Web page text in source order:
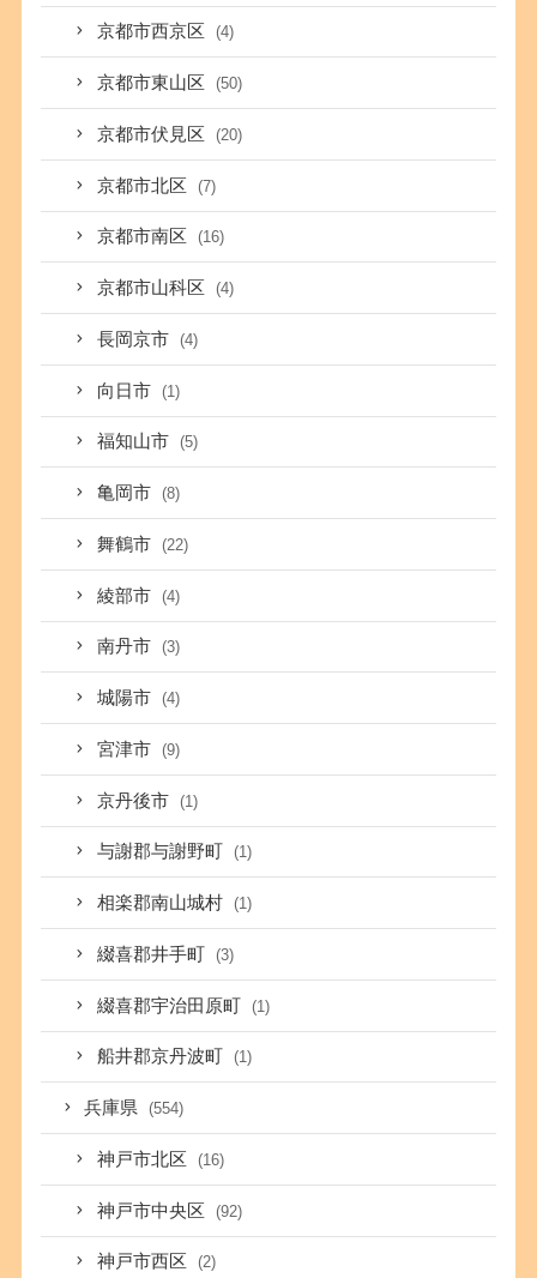
京都市西京区 (4)
京都市東山区 (50)
京都市伏見区 (20)
京都市北区 (7)
京都市南区 (16)
京都市山科区 (4)
長岡京市 (4)
向日市 (1)
福知山市 (5)
亀岡市 (8)
舞鶴市 (22)
綾部市 (4)
南丹市 (3)
城陽市 (4)
宮津市 (9)
京丹後市 (1)
与謝郡与謝野町 (1)
相楽郡南山城村 (1)
綴喜郡井手町 (3)
綴喜郡宇治田原町 (1)
船井郡京丹波町 (1)
兵庫県 (554)
神戸市北区 (16)
神戸市中央区 (92)
神戸市西区 (2)